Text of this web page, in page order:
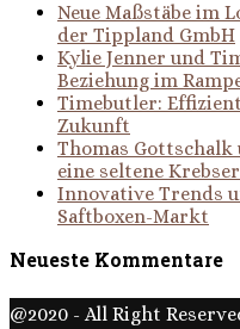
Neue Maßstäbe im
der Tippland GmbH
Kylie Jenner und
Beziehung im
Timebutler:
Zukunft
Thomas Gottschalk
eine seltene
Innovative Trends
Saftboxen-Markt
Neueste Kommentare
@2020 - All Right